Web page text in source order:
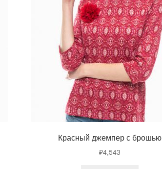
Красный джемпер с брошью
₽4,543